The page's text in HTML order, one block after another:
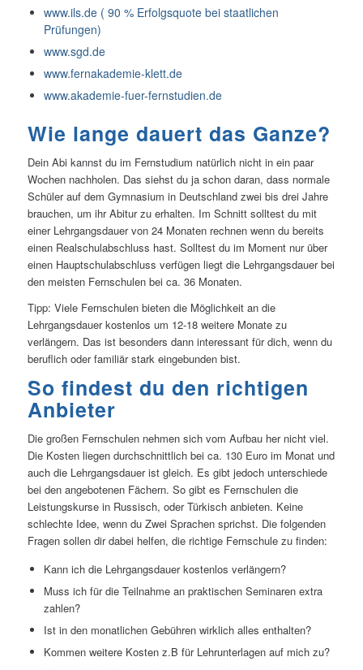
www.ils.de ( 90 % Erfolgsquote bei staatlichen
Prüfungen)
www.sgd.de
www.fernakademie-klett.de
www.akademie-fuer-fernstudien.de
Wie lange dauert das Ganze?
Dein Abi kannst du im Fernstudium natürlich nicht in ein paar
Wochen nachholen. Das siehst du ja schon daran, dass normale
Schüler auf dem Gymnasium in Deutschland zwei bis drei Jahre
brauchen, um ihr Abitur zu erhalten. Im Schnitt solltest du mit
einer Lehrgangsdauer von 24 Monaten rechnen wenn du bereits
einen Realschulabschluss hast. Solltest du im Moment nur über
einen Hauptschulabschluss verfügen liegt die Lehrgangsdauer bei
den meisten Fernschulen bei ca. 36 Monaten.
Tipp: Viele Fernschulen bieten die Möglichkeit an die
Lehrgangsdauer kostenlos um 12-18 weitere Monate zu
verlängern. Das ist besonders dann interessant für dich, wenn du
beruflich oder familiär stark eingebunden bist.
So findest du den richtigen
Anbieter
Die großen Fernschulen nehmen sich vom Aufbau her nicht viel.
Die Kosten liegen durchschnittlich bei ca. 130 Euro im Monat und
auch die Lehrgangsdauer ist gleich. Es gibt jedoch unterschiede
bei den angebotenen Fächern. So gibt es Fernschulen die
Leistungskurse in Russisch, oder Türkisch anbieten. Keine
schlechte Idee, wenn du Zwei Sprachen sprichst. Die folgenden
Fragen sollen dir dabei helfen, die richtige Fernschule zu finden:
Kann ich die Lehrgangsdauer kostenlos verlängern?
Muss ich für die Teilnahme an praktischen Seminaren extra
zahlen?
Ist in den monatlichen Gebühren wirklich alles enthalten?
Kommen weitere Kosten z.B für Lehrunterlagen auf mich zu?